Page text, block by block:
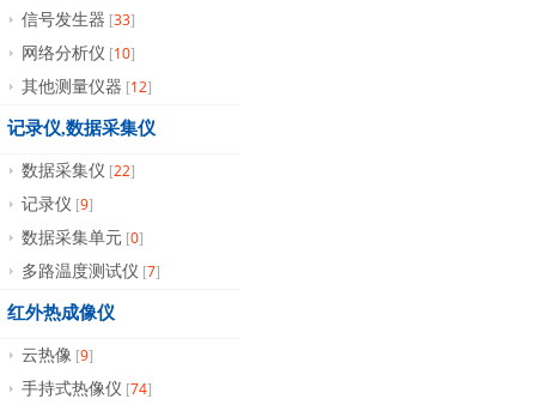
信号发生器 [33]
网络分析仪 [10]
其他测量仪器 [12]
记录仪,数据采集仪
数据采集仪 [22]
记录仪 [9]
数据采集单元 [0]
多路温度测试仪 [7]
红外热成像仪
云热像 [9]
手持式热像仪 [74]